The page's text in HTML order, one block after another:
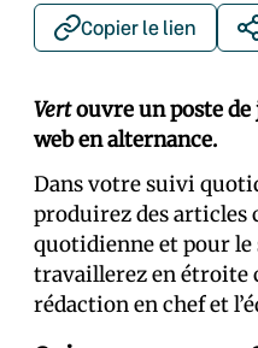
Copier le lien
Vertouvre un poste de
web en alternance.
Dans votre suivi
produirez des articles
quotidienne et pour le
travaillerez en étroite
rédaction en chef et